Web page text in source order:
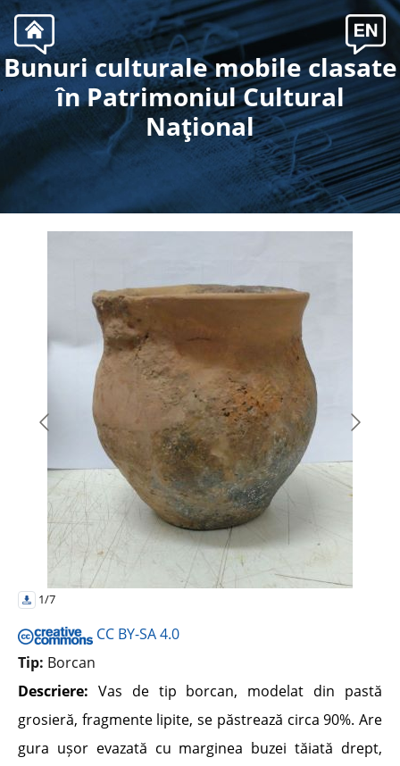
.
Bunuri culturale mobile clasate
în Patrimoniul Cultural
Naţional
1/7
CC BY-SA 4.0
Tip: Borcan
Descriere: Vas de tip borcan, modelat din pastă
grosieră, fragmente lipite, se păstrează circa 90%. Are
gura ușor evazată cu marginea buzei tăiată drept,